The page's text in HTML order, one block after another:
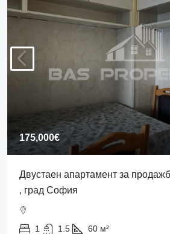
175,000€
Двустаен апартамент за
, град София
1 1.5 60 м²